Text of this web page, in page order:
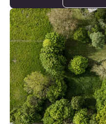
Landejendom:
Snesere
Torpvej
30,
Snesere
Torp,
4733
Tappernøje